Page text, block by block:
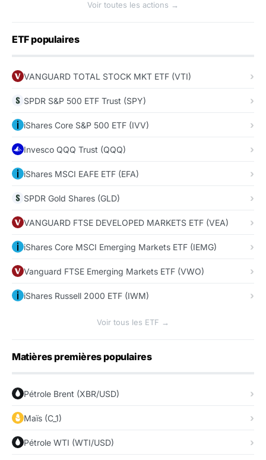
Voir toutes les actions →
ETF populaires
VANGUARD TOTAL STOCK MKT ETF (VTI)
SPDR S&P 500 ETF Trust (SPY)
iShares Core S&P 500 ETF (IVV)
Invesco QQQ Trust (QQQ)
iShares MSCI EAFE ETF (EFA)
SPDR Gold Shares (GLD)
VANGUARD FTSE DEVELOPED MARKETS ETF (VEA)
iShares Core MSCI Emerging Markets ETF (IEMG)
Vanguard FTSE Emerging Markets ETF (VWO)
iShares Russell 2000 ETF (IWM)
Voir tous les ETF →
Matières premières populaires
Pétrole Brent (XBR/USD)
Maïs (C_1)
Pétrole WTI (WTI/USD)